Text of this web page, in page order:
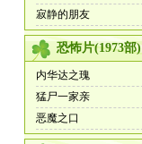
寂静的朋友
恐怖片(1973部)
内华达之瑰
猛尸一家亲
恶魔之口